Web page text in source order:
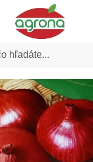
Osivá zelenín